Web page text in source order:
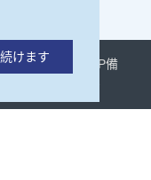
ホームページ
CASIX,Inc)
閩ICP備
けます